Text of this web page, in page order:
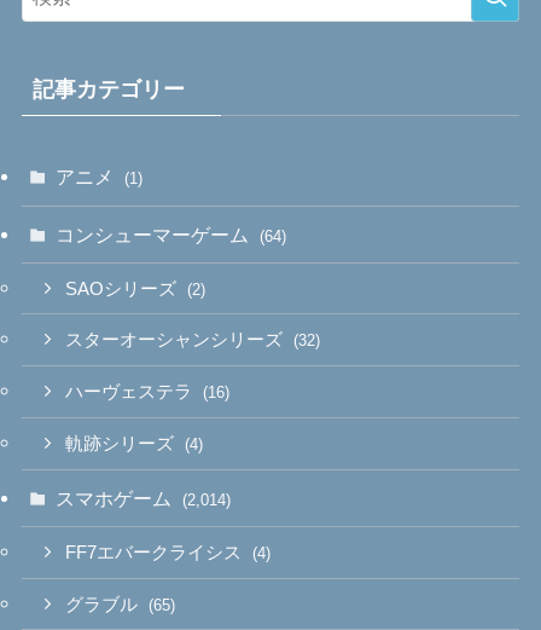
記事カテゴリー
アニメ (1)
コンシューマーゲーム (64)
SAOシリーズ (2)
スターオーシャンシリーズ (32)
ハーヴェステラ (16)
軌跡シリーズ (4)
スマホゲーム (2,014)
FF7エバークライシス (4)
グラブル (65)